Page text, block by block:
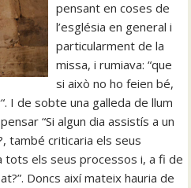
pensant en coses de
l’església en general i
particularment de la
missa, i rumiava: “que
si això no ho feien bé,
I de sobte una galleda de llum
“Si algun dia assistís a un
també criticaria els seus
tots els seus processos i, a fi de
Doncs així mateix hauria de